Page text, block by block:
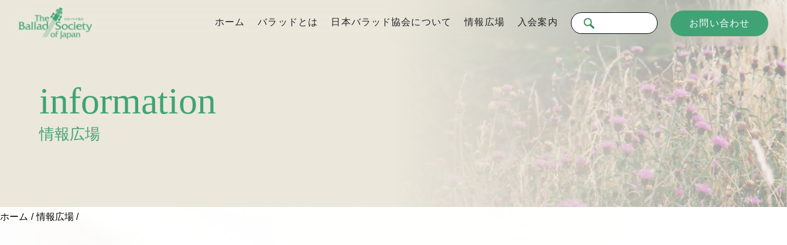
ホーム バラッドとは 日本バラッド協会について 情報広場 入会案内 お問い合わせ
information
情報広場
ホーム 情報広場